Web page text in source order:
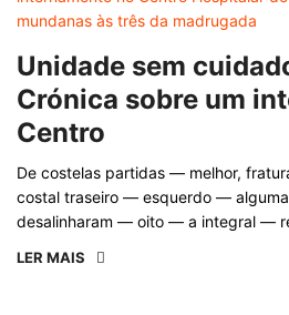
Unidade sem
Crónica sobre um
Centro
De costelas partidas — melhor,
costal traseiro — esquerdo —
desalinharam — oito — a integral —
LER MAIS